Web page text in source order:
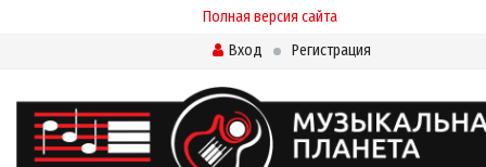
Полная версия сайта
Вход
Регистрация